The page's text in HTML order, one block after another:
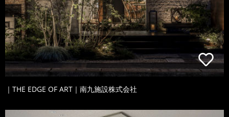
｜THE EDGE OF ART｜南九施設株式会社